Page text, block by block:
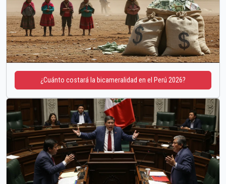
¿Cuánto costará la bicameralidad en el Perú 2026?